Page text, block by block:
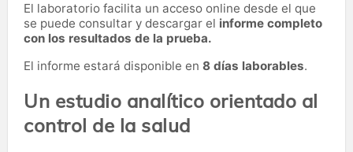
El laboratorio facilita un acceso online desde el que
se puede consultar y descargar el informe completo
con los resultados de la prueba.
El informe estará disponible en 8 días laborables.
Un estudio analítico orientado al
control de la salud